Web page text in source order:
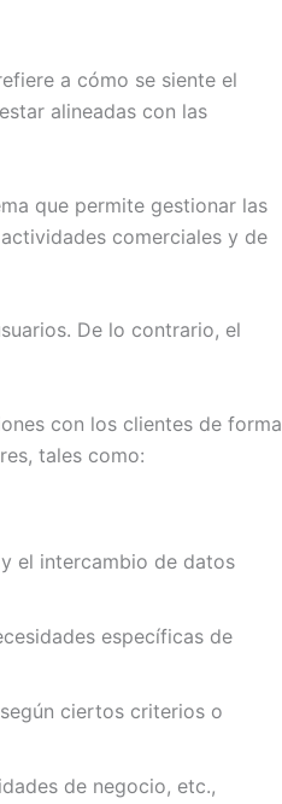
a cómo se siente el
alineadas con las
que permite gestionar las
comerciales y de
De lo contrario, el
con los clientes de forma
tales como:
el intercambio de datos
específicas de
ciertos criterios o
de negocio, etc.,